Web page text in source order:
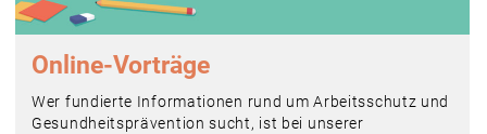
Online-Vorträge
Wer fundierte Informationen rund um Arbeitsschutz und
Gesundheitsprävention sucht, ist bei unserer